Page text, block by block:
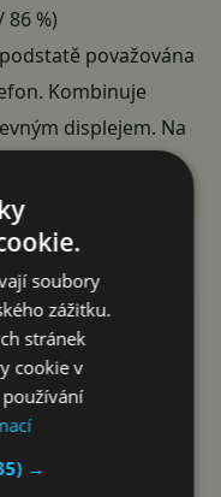
86 %)
považována
Kombinuje
displejem. Na
si na něj 1
soubory
zážitku.
stránek
cookie v
→